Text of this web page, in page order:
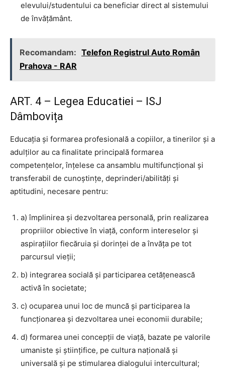
elevului/studentului ca beneficiar direct al sistemului
de învăţământ.
Recomandam: Telefon Registrul Auto Român
Prahova - RAR
ART. 4 – Legea Educatiei – ISJ
Dâmbovița
Educaţia şi formarea profesională a copiilor, a tinerilor şi a
adulţilor au ca finalitate principală formarea
competenţelor, înţelese ca ansamblu multifuncţional şi
transferabil de cunoştinţe, deprinderi/abilităţi şi
aptitudini, necesare pentru:
a) împlinirea şi dezvoltarea personală, prin realizarea
propriilor obiective în viaţă, conform intereselor şi
aspiraţiilor fiecăruia şi dorinţei de a învăţa pe tot
parcursul vieţii;
b) integrarea socială şi participarea cetăţenească
activă în societate;
c) ocuparea unui loc de muncă şi participarea la
funcţionarea şi dezvoltarea unei economii durabile;
d) formarea unei concepţii de viaţă, bazate pe valorile
umaniste şi ştiinţifice, pe cultura naţională şi
universală şi pe stimularea dialogului intercultural;